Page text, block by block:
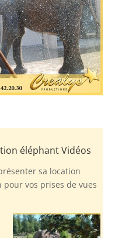
éléphant Vidéos
sa location
vos prises de vues